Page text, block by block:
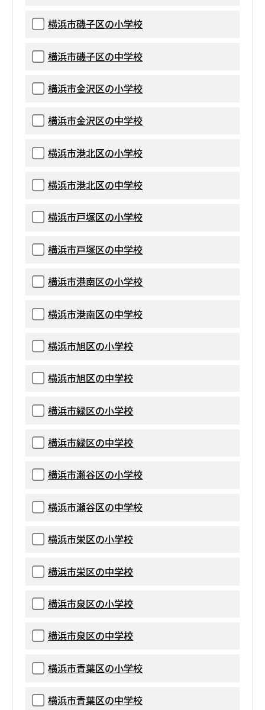
横浜市磯子区の小学校
横浜市磯子区の中学校
横浜市金沢区の小学校
横浜市金沢区の中学校
横浜市港北区の小学校
横浜市港北区の中学校
横浜市戸塚区の小学校
横浜市戸塚区の中学校
横浜市港南区の小学校
横浜市港南区の中学校
横浜市旭区の小学校
横浜市旭区の中学校
横浜市緑区の小学校
横浜市緑区の中学校
横浜市瀬谷区の小学校
横浜市瀬谷区の中学校
横浜市栄区の小学校
横浜市栄区の中学校
横浜市泉区の小学校
横浜市泉区の中学校
横浜市青葉区の小学校
横浜市青葉区の中学校